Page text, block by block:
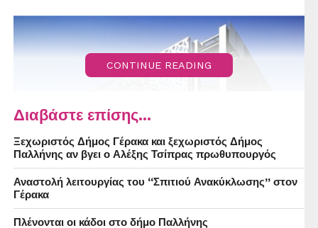
CONTINUE READING
Διαβάστε επίσης...
Ξεχωριστός Δήμος Γέρακα και ξεχωριστός Δήμος
Παλλήνης αν βγει ο Αλέξης Τσίπρας πρωθυπουργός
Αναστολή λειτουργίας του “Σπιτιού Ανακύκλωσης” στον
Γέρακα
Πλένονται οι κάδοι στο δήμο Παλλήνης